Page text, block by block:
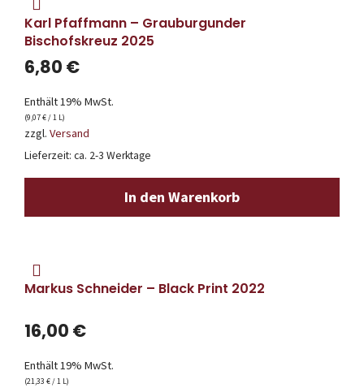
Karl Pfaffmann – Grauburgunder
Bischofskreuz 2025
6,80 €
Enthält 19% MwSt.
(9,07€/ 1 L)
zzgl. Versand
Lieferzeit: ca. 2-3 Werktage
In den Warenkorb
Markus Schneider – Black Print 2022
16,00 €
Enthält 19% MwSt.
(21,33 €/ 1 L)